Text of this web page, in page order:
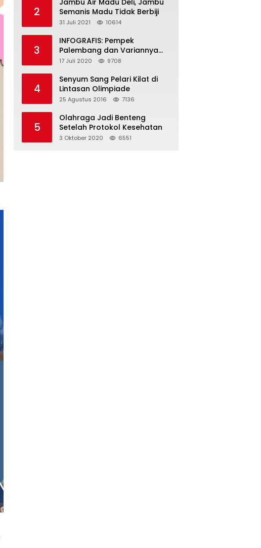
2
Jambu Air Madu Deli, Jambu
Semanis Madu Tidak Berbiji
31 Juli 2021 10614
3
INFOGRAFIS: Pempek
Palembang dan Variannya
yang Melegenda
17 Juli 2020 9708
4
Senyum Sang Pelari Kilat di
Lintasan Olimpiade
25 Agustus 2016 7136
5
Olahraga Jadi Benteng
Setelah Protokol Kesehatan
3 Oktober 2020 6551